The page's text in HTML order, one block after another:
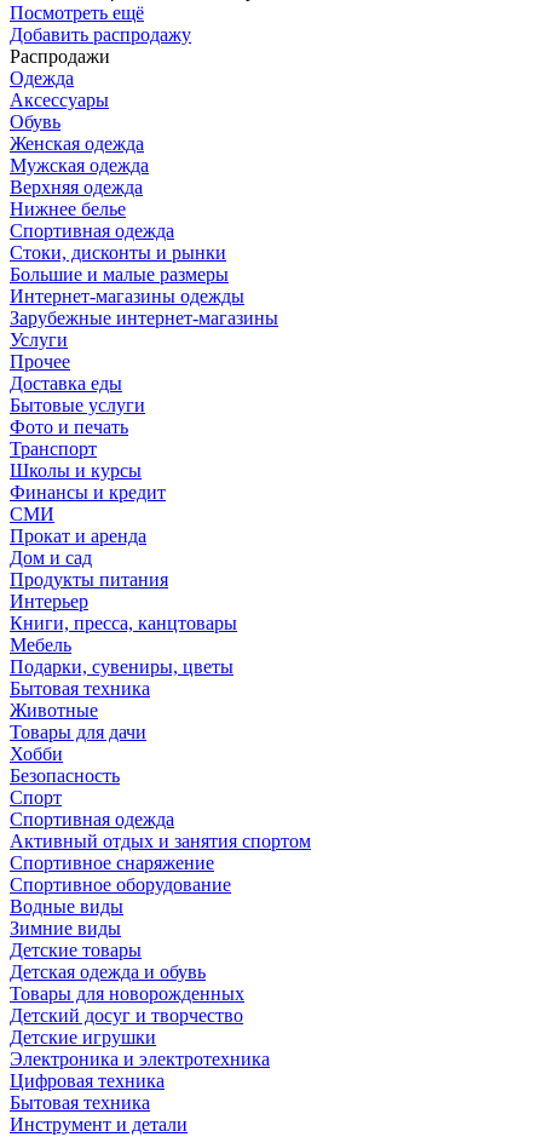
Посмотреть ещё
Добавить распродажу
Распродажи
Одежда
Аксессуары
Обувь
Женская одежда
Мужская одежда
Верхняя одежда
Нижнее белье
Спортивная одежда
Стоки, дисконты и рынки
Большие и малые размеры
Интернет-магазины одежды
Зарубежные интернет-магазины
Услуги
Прочее
Доставка еды
Бытовые услуги
Фото и печать
Транспорт
Школы и курсы
Финансы и кредит
СМИ
Прокат и аренда
Дом и сад
Продукты питания
Интерьер
Книги, пресса, канцтовары
Мебель
Подарки, сувениры, цветы
Бытовая техника
Животные
Товары для дачи
Хобби
Безопасность
Спорт
Спортивная одежда
Активный отдых и занятия спортом
Спортивное снаряжение
Спортивное оборудование
Водные виды
Зимние виды
Детские товары
Детская одежда и обувь
Товары для новорожденных
Детский досуг и творчество
Детские игрушки
Электроника и электротехника
Цифровая техника
Бытовая техника
Инструмент и детали